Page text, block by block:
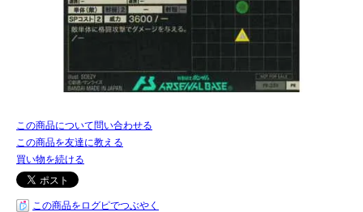
この商品について問い合わせる
この商品を友達に教える
買い物を続ける
この商品をログピでつぶやく